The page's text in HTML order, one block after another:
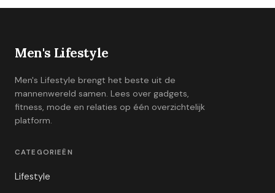
Men's Lifestyle
Men's Lifestyle brengt het beste uit de
mannenwereld samen. Lees over gadgets,
fitness, mode en relaties op één overzichtelijk
platform.
CATEGORIEËN
Lifestyle